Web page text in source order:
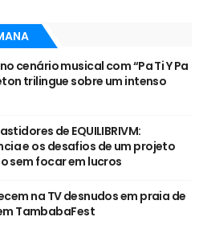
cenário musical com “Pa Ti Y Pa
trilingue sobre um intenso
de EQUILIBRIVM:
e os desafios de um projeto
sem focar em lucros
na TV desnudos em praia de
TambabaFest